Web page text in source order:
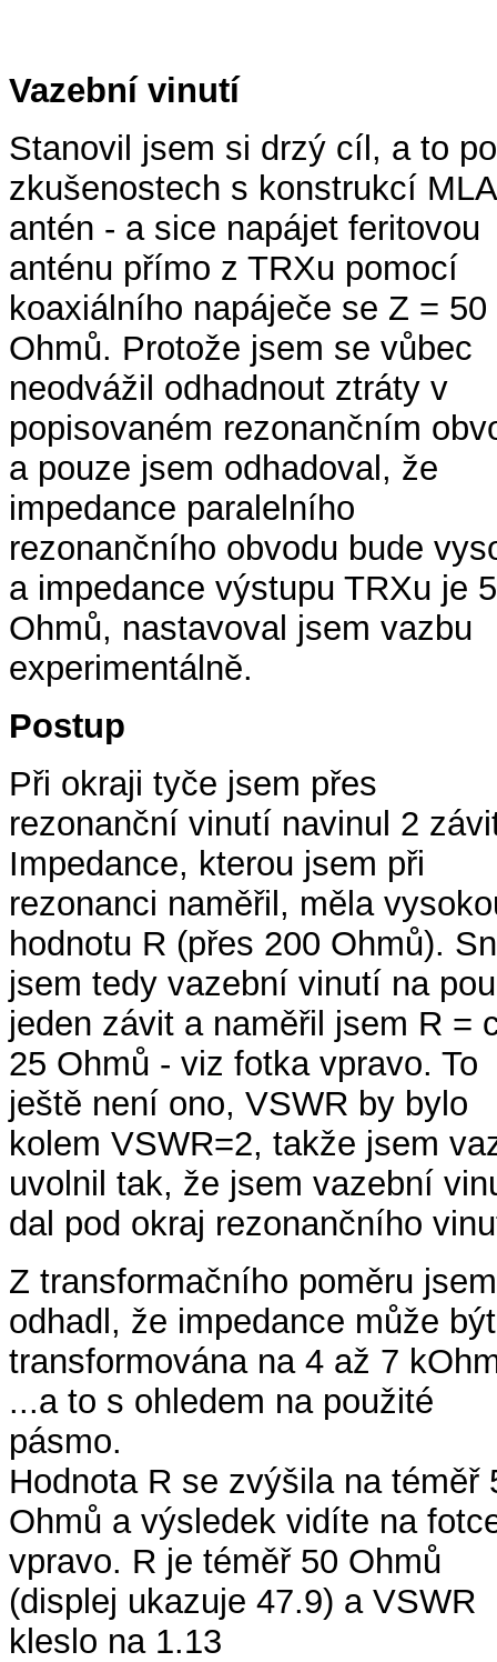
Vazební vinutí
Stanovil jsem si drzý cíl, a to po
zkušenostech s konstrukcí MLA
antén - a sice napájet feritovou
anténu přímo z TRXu pomocí
koaxiálního napáječe se Z = 50
Ohmů. Protože jsem se vůbec
neodvážil odhadnout ztráty v
popisovaném rezonančním
a pouze jsem odhadoval, že
impedance paralelního
rezonančního obvodu bude
a impedance výstupu TRXu je
Ohmů, nastavoval jsem vazbu
experimentálně.
Postup
Při okraji tyče jsem přes
rezonanční vinutí navinul 2
Impedance, kterou jsem při
rezonanci naměřil, měla
hodnotu R (přes 200 Ohmů).
jsem tedy vazební vinutí na
jeden závit a naměřil jsem R =
25 Ohmů - viz fotka vpravo. To
ještě není ono, VSWR by bylo
kolem VSWR=2, takže jsem
uvolnil tak, že jsem vazební
dal pod okraj rezonančního
Z transformačního poměru jsem
odhadl, že impedance může být
transformována na 4 až 7
...a to s ohledem na použité
pásmo.
Hodnota R se zvýšila na téměř
Ohmů a výsledek vidíte na
vpravo. R je téměř 50 Ohmů
(displej ukazuje 47.9) a VSWR
kleslo na 1.13